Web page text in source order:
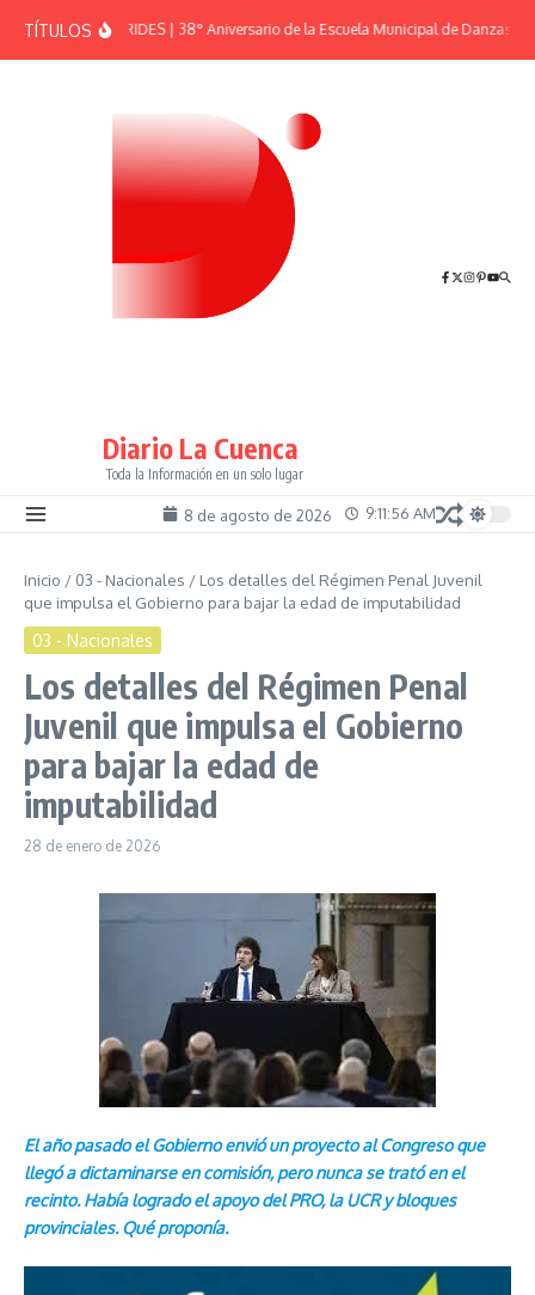
TÍTULOSEFEMÉRIDES | 38° Aniversario de la Escuela Municipal de Danzas “El
Diario La Cuenca
Toda la Información en un solo lugar
8 de agosto de 2026 9:11:56 AM
Inicio / 03 - Nacionales / Los detalles del Régimen Penal Juvenil
que impulsa el Gobierno para bajar la edad de imputabilidad
03 - Nacionales
Los detalles del Régimen Penal
Juvenil que impulsa el Gobierno
para bajar la edad de
imputabilidad
28 de enero de 2026
El año pasado el Gobierno envió un proyecto al Congreso que
llegó a dictaminarse en comisión, pero nunca se trató en el
recinto. Había logrado el apoyo del PRO, la UCR y bloques
provinciales. Qué proponía.